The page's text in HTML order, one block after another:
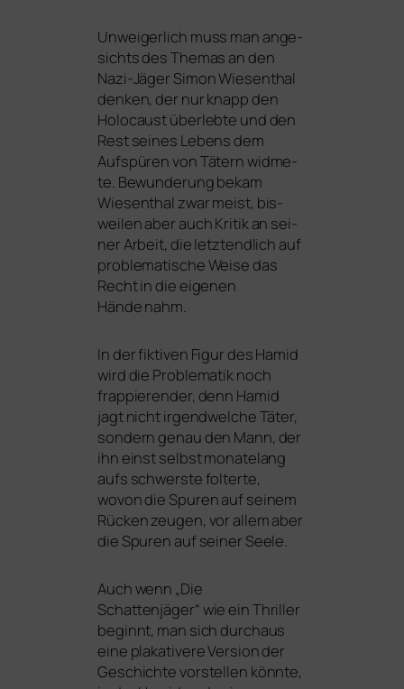
Unweigerlich muss man ange­
sichts des Themas an den
Nazi-Jäger Simon Wiesenthal
den­ken, der nur knapp den
Holocaust über­leb­te und den
Rest sei­nes Lebens dem
Aufspüren von Tätern wid­me­
te. Bewunderung bekam
Wiesenthal zwar meist, bis­
wei­len aber auch Kritik an sei­
ner Arbeit, die letzt­end­lich auf
pro­ble­ma­ti­sche Weise das
Recht in die eige­nen
Hände nahm.
In der fik­ti­ven Figur des Hamid
wird die Problematik noch
frap­pie­ren­der, denn Hamid
jagt nicht irgend­wel­che Täter,
son­dern genau den Mann, der
ihn einst selbst mona­te­lang
aufs schwers­te fol­ter­te,
wovon die Spuren auf sei­nem
Rücken zeu­gen, vor allem aber
die Spuren auf sei­ner Seele.
Auch wenn „Die
Schattenjäger“ wie ein Thriller
beginnt, man sich durch­aus
eine pla­ka­ti­ve­re Version der
Geschichte vor­stel­len könn­te,